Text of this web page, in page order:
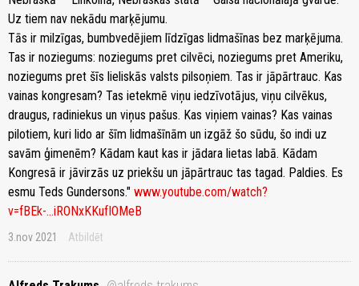
Uz tiem nav nekādu marķējumu.
Tās ir milzīgas, bumbvedējiem līdzīgas lidmašīnas bez marķējuma.
Tas ir noziegums: noziegums pret cilvēci, noziegums pret Ameriku,
noziegums pret šīs lieliskās valsts pilsoņiem. Tas ir jāpārtrauc. Kas
vainas kongresam? Tas ietekmē viņu iedzīvotājus, viņu cilvēkus,
draugus, radiniekus un viņus pašus. Kas viņiem vainas? Kas vainas
pilotiem, kuri lido ar šīm lidmašīnām un izgāž šo sūdu, šo indi uz
savām ģimenēm? Kādam kaut kas ir jādara lietas labā. Kādam
Kongresā ir jāvirzās uz priekšu un jāpārtrauc tas tagad. Paldies. Es
esmu Teds Gundersons." www.youtube.com/watch?
v=fBEk-...iRONxKKufIOMeB
3.nov 2021 Atbildēt